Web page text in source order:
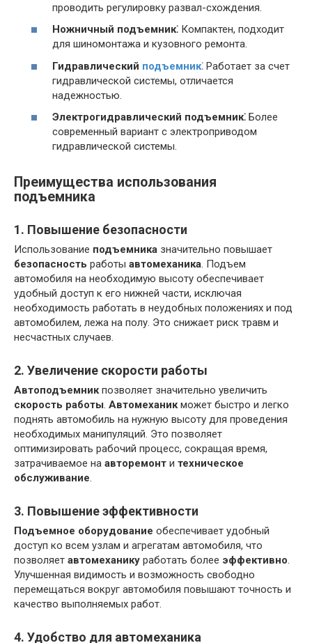
проводить регулировку развал-схождения.
Ножничный подъемник⁚ Компактен, подходит
для шиномонтажа и кузовного ремонта.
Гидравлический подъемник⁚ Работает за счет
гидравлической системы, отличается
надежностью.
Электрогидравлический подъемник⁚ Более
современный вариант с электроприводом
гидравлической системы.
Преимущества использования
подъемника
1. Повышение безопасности
Использование подъемника значительно повышает
безопасность работы автомеханика . Подъем
автомобиля на необходимую высоту обеспечивает
удобный доступ к его нижней части, исключая
необходимость работать в неудобных положениях и под
автомобилем, лежа на полу. Это снижает риск травм и
несчастных случаев.
2. Увеличение скорости работы
Автоподъемник позволяет значительно увеличить
скорость работы Автомеханик может быстро и легко
поднять автомобиль на нужную высоту для проведения
необходимых манипуляций. Это позволяет
оптимизировать рабочий процесс, сокращая время,
затрачиваемое на авторемонт и техническое
обслуживание
3. Повышение эффективности
Подъемное оборудование обеспечивает удобный
доступ ко всем узлам и агрегатам автомобиля, что
позволяет автомеханику работать более эффективно
Улучшенная видимость и возможность свободно
перемещаться вокруг автомобиля повышают точность и
качество выполняемых работ.
4. Удобство для автомеханика